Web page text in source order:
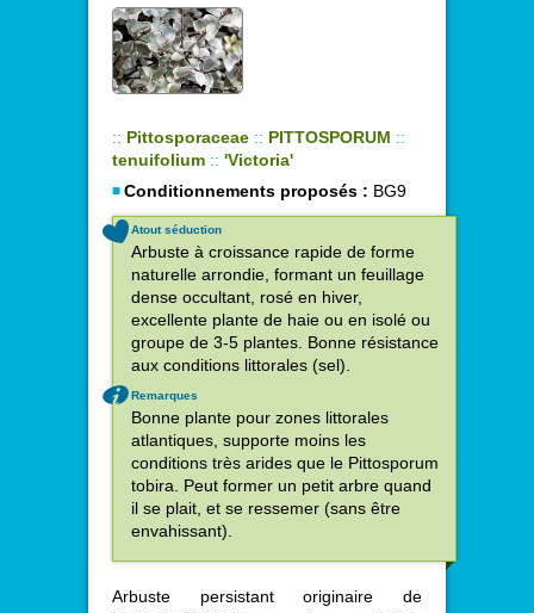
:: Pittosporaceae :: PITTOSPORUM ::
tenuifolium :: 'Victoria'
Conditionnements proposés : BG9
Atout séduction
Arbuste à croissance rapide de forme
naturelle arrondie, formant un feuillage
dense occultant, rosé en hiver,
excellente plante de haie ou en isolé ou
groupe de 3-5 plantes. Bonne résistance
aux conditions littorales (sel).
Remarques
Bonne plante pour zones littorales
atlantiques, supporte moins les
conditions très arides que le Pittosporum
tobira. Peut former un petit arbre quand
il se plait, et se ressemer (sans être
envahissant).
Arbuste persistant originaire de